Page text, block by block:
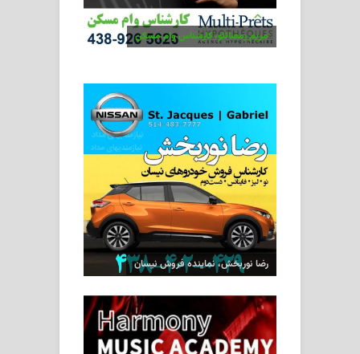
مریم رمضانلو، کارشناس وام مسکن
رضا نوربخش، نماینده فروش نیسان